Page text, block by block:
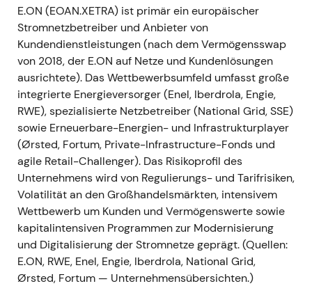
---
Okt. 2021 — Regulierer setzt niedrigere
Eigenkapitalverzinsung für die 4.
Regulierungsperiode fest
-Ereignis:Die Bundesnetzagentur legte die
Vorsteuer-Eigenkapitalrendite für neue Netzanlagen
auf 5,07 % fest (3,51 % für Altanlagen); die
Entscheidung gilt ab 2023 für Gas und ab 2024 für
Strom. -Einordnung:Anleger werteten die
Entscheidung als strukturellen Gegenwind für eine
reine Renditeausweitung im deutschen
Netzgeschäft – der Fokus verlagerte sich auf
Volumen- und RAB-Wachstum sowie die
konsequente Umsetzung von
E.ON (EOAN.XETRA) ist primär ein europäischer
Stromnetzbetreiber und Anbieter von
Kundendienstleistungen (nach dem Vermögensswap
von 2018, der E.ON auf Netze und Kundenlösungen
ausrichtete). Das Wettbewerbsumfeld umfasst große
integrierte Energieversorger (Enel, Iberdrola, Engie,
RWE), spezialisierte Netzbetreiber (National Grid, SSE)
sowie Erneuerbare-Energien- und Infrastrukturplayer
(Ørsted, Fortum, Private-Infrastructure-Fonds und
agile Retail-Challenger). Das Risikoprofil des
Unternehmens wird von Regulierungs- und Tarifrisiken,
Volatilität an den Großhandelsmärkten, intensivem
Wettbewerb um Kunden und Vermögenswerte sowie
kapitalintensiven Programmen zur Modernisierung
und Digitalisierung der Stromnetze geprägt. (Quellen:
E.ON, RWE, Enel, Engie, Iberdrola, National Grid,
Ørsted, Fortum — Unternehmensübersichten.)